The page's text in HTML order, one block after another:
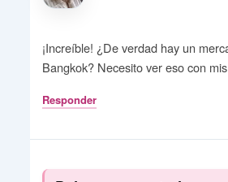
¡Increíble! ¿De verdad hay un
Bangkok? Necesito ver eso con
Responder